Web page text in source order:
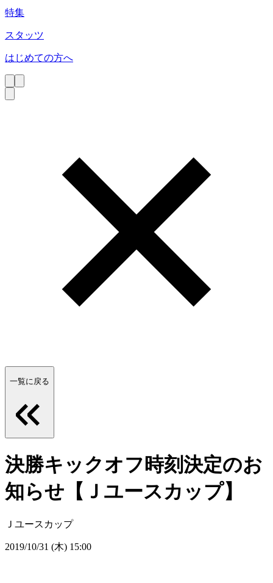
特集
スタッツ
はじめての方へ
一覧に戻る
決勝キックオフ時刻決定のお
知らせ【Ｊユースカップ】
Ｊユースカップ
2019/10/31 (木) 15:00